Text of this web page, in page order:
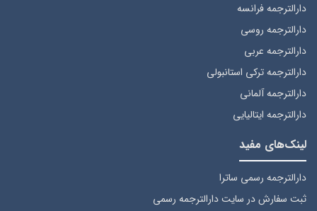
دارالترجمه فرانسه
دارالترجمه روسی
دارالترجمه عربی
دارالترجمه ترکی استانبولی
دارالترجمه آلمانی
دارالترجمه ایتالیایی
لینک‌های مفید
دارالترجمه رسمی ساترا
ثبت سفارشدر سایت دارالترجمه رسمی